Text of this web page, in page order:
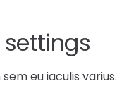
eu iaculis varius.